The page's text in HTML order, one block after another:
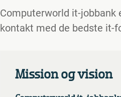
Computerworld it-
kontakt med de bedste it-
Mission og vision